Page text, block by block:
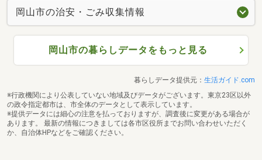
岡山市の治安・ごみ収集情報
岡山市の暮らしデータをもっと見る
暮らしデータ提供元： 生活ガイド.com
※行政機関により公表していない地域及びデータがございます。東京23区以外
の政令指定都市は、市全体のデータとして表示しています。
※提供データには細心の注意を払っておりますが、調査後に変更がある場合が
あります。 最新の情報につきましては各市区役所までお問い合わせいただく
か、自治体HPなどをご確認ください。